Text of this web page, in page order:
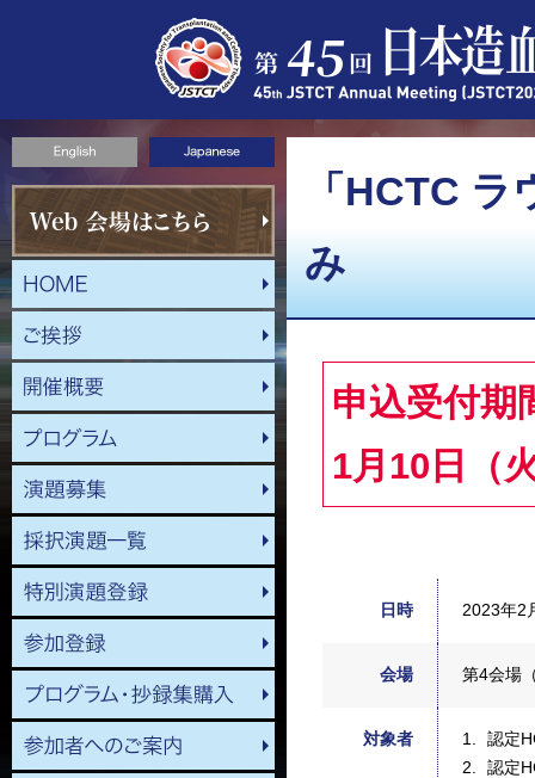
「HCTC
み
申込受付期
1月10日（
日時 2023年2
会場 第4会場
対象者
認定
認定